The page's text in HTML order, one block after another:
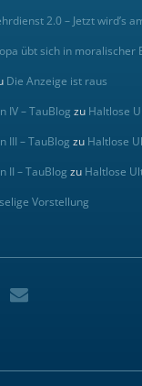
2.0 – Jetzt wird’s
übt sich in moralischer
Die Anzeige ist raus
IV – TauBlog zu Haltlose
III – TauBlog zu Haltlose
II – TauBlog zu Haltlose
Vorstellung